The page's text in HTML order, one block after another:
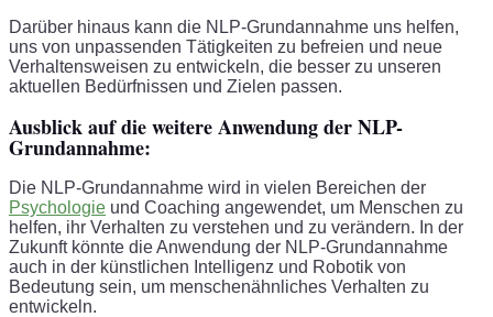
Darüber hinaus kann die NLP-Grundannahme uns helfen,
uns von unpassenden Tätigkeiten zu befreien und neue
Verhaltensweisen zu entwickeln, die besser zu unseren
aktuellen Bedürfnissen und Zielen passen.
Ausblick auf die weitere Anwendung der NLP-
Grundannahme:
Die NLP-Grundannahme wird in vielen Bereichen der
Psychologie und Coaching angewendet, um Menschen zu
helfen, ihr Verhalten zu verstehen und zu verändern. In der
Zukunft könnte die Anwendung der NLP-Grundannahme
auch in der künstlichen Intelligenz und Robotik von
Bedeutung sein, um menschenähnliches Verhalten zu
entwickeln.